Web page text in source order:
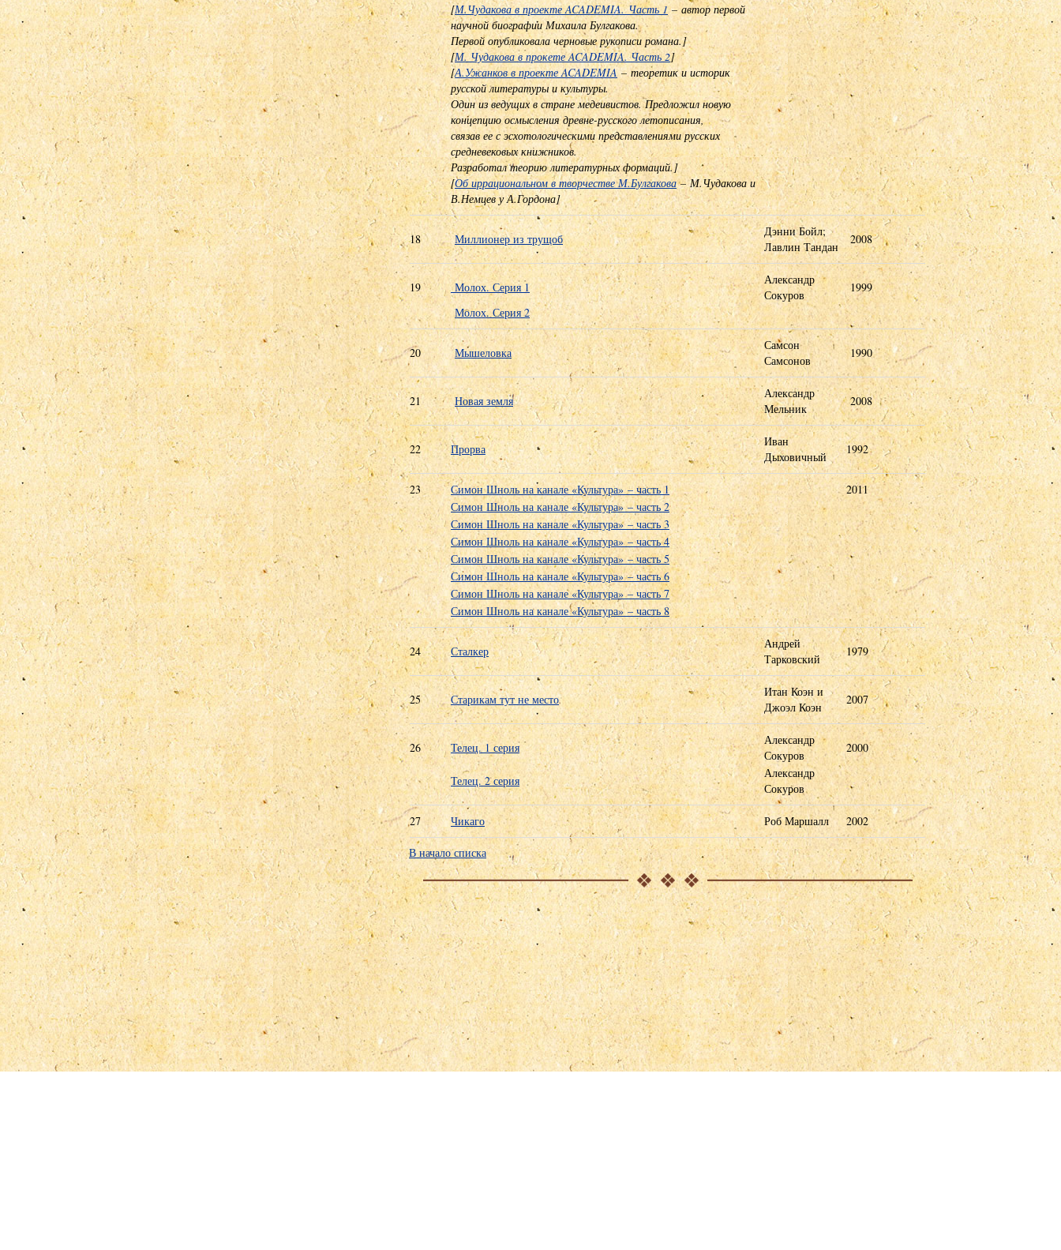
[М.Чудакова в проекте ACADEMIA. Часть 1– автор первой
научной биографии Михаила Булгакова.
Первой опубликовала черновые рукописи романа.]
[М. Чудакова в прокете ACADEMIA. Часть 2]
[А.Ужанков в проекте ACADEMIA– теоретик и историк
русской литературы и культуры.
Один из ведущих в стране медеивистов. Предложил новую
концепцию осмысления древне-русского летописания,
связав ее с эсхотологическими представлениями русских
средневековых книжников.
Разработал теорию литературных формаций.]
[Об иррациональном в творчестве М.Булгакова– М.Чудакова и
В.Немцев у А.Гордона]
18 Миллионер из трущоб
Дэнни Бойл;
Лавлин Тандан
2008
19 Молох. Серия 1
Александр
Сокуров
1999
Молох. Серия 2
20 Мышеловка
Самсон
Самсонов
1990
21 Новая земля
Александр
Мельник
2008
22 Прорва
Иван
Дыховичный
1992
23 Симон Шноль на канале «Культура» – часть 1
2011
Симон Шноль на канале «Культура» – часть 2
Симон Шноль на канале «Культура» – часть 3
Симон Шноль на канале «Культура» – часть 4
Симон Шноль на канале «Культура» – часть 5
Симон Шноль на канале «Культура» – часть 6
Симон Шноль на канале «Культура» – часть 7
Симон Шноль на канале «Культура» – часть 8
24 Сталкер
Андрей
Тарковский
1979
25 Старикам тут не место
Итан Коэн и
Джоэл Коэн
2007
26 Телец. 1 серия
Александр
Сокуров
2000
Телец. 2 серия
Александр
Сокуров
27 Чикаго Роб Маршалл 2002
В начало списка